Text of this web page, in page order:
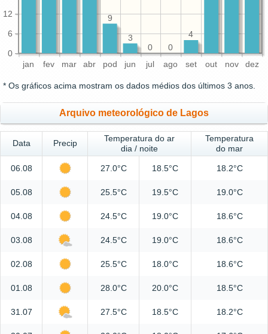
jan fev mar abr pod jun jul ago set out nov dez
0
6
12
4
0
0
3
9
* Os gráficos acima mostram os dados médios dos últimos 3 anos.
Arquivo meteorológico de Lagos
Data Precip
Temperatura do ar
dia / noite
Temperatura
do mar
06.08 27.0°C 18.5°C 18.2°C
05.08 25.5°C 19.5°C 19.0°C
04.08 24.5°C 19.0°C 18.6°C
03.08 24.5°C 19.0°C 18.6°C
02.08 25.5°C 18.0°C 18.6°C
01.08 28.0°C 20.0°C 18.5°C
31.07 27.5°C 18.5°C 18.2°C